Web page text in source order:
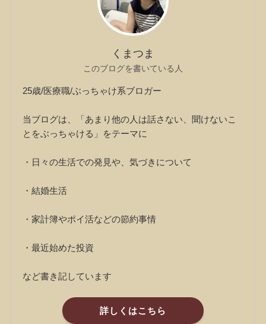
くまつま
このブログを書いている人
25歳/医療職/ぶっちゃけ系ブロガー
当ブログは、「あまり他の人は話さない、聞けないこ
とをぶっちゃける」をテーマに
・日々の生活での発見や、気づきについて
・結婚生活
・家計簿やポイ活などの節約事情
・最近始めた投資
など書き記しています
詳しくはこちら